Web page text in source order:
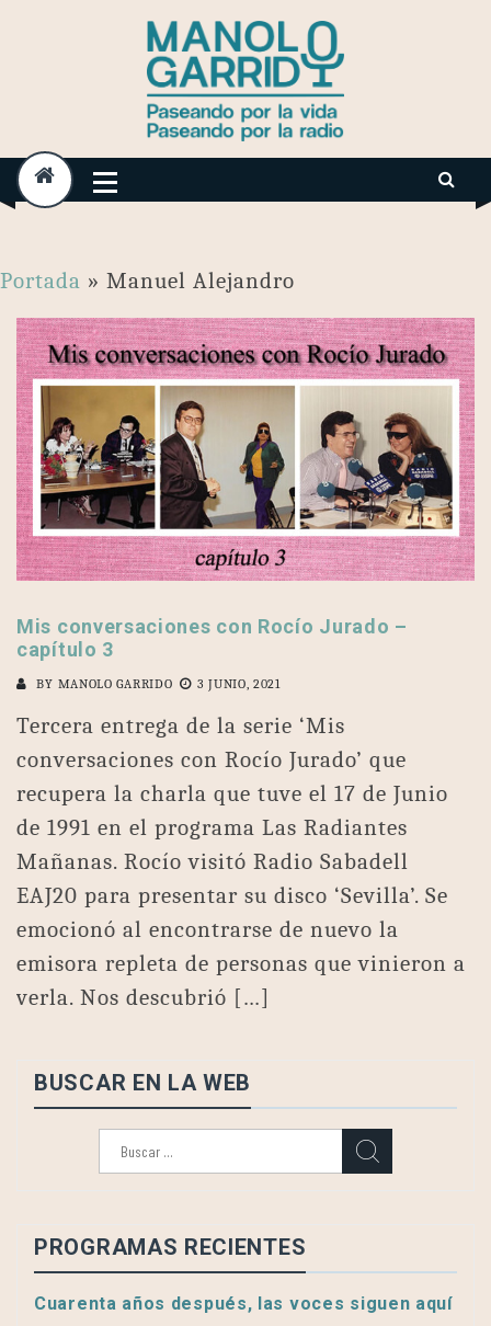
Portada » Manuel Alejandro
Mis conversaciones con Rocío Jurado –
capítulo 3
BY MANOLO GARRIDO 3 JUNIO, 2021
Tercera entrega de la serie ‘Mis
conversaciones con Rocío Jurado’ que
recupera la charla que tuve el 17 de Junio
de 1991 en el programa Las Radiantes
Mañanas. Rocío visitó Radio Sabadell
EAJ20 para presentar su disco ‘Sevilla’. Se
emocionó al encontrarse de nuevo la
emisora repleta de personas que vinieron a
verla. Nos descubrió […]
BUSCAR EN LA WEB
Buscar:
PROGRAMAS RECIENTES
Cuarenta años después, las voces siguen aquí